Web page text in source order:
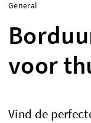
General
voor
Vind de